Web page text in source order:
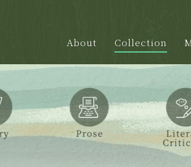
About Collection